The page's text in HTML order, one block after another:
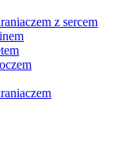
z sercem